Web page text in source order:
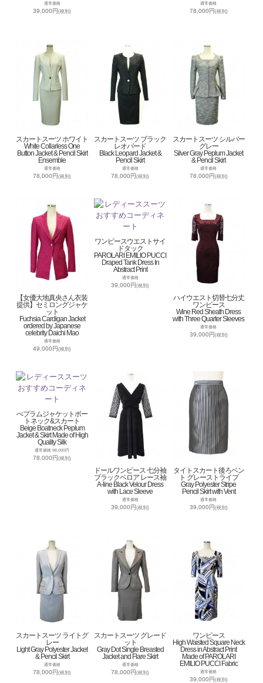
通常価格
39,000円(税別)
通常価格
78,000円(税別)
スカートスーツ ホワイト
White Collarless One
Button Jacket & Pencil Skirt
Ensemble
通常価格
78,000円(税別)
スカートスーツ ブラック
レオパード
Black Leopard Jacket &
Pencil Skirt
通常価格
78,000円(税別)
スカートスーツ シルバー
グレー
Silver Gray Peplum Jacket
& Pencil Skirt
通常価格
78,000円(税別)
【女優大地真央さん衣装
提供】セミロングジャケ
ット
Fuchsia Cardigan Jacket
ordered by Japanese
celebrity Daichi Mao
通常価格
49,000円(税別)
ワンピースウエストサイ
ドタック
PAROLARI EMILIO PUCCI
Draped Tank Dress In
Abstract Print
通常価格
39,000円(税別)
ハイウエスト切替七分丈
ワンピース
Wine Red Sheath Dress
with Three Quarter Sleeves
通常価格
39,000円(税別)
ぺプラムジャケットボー
トネック&スカート
Beige Boatneck Peplum
Jacket & Skirt Made of High
Quality Silk
通常価格 98,000円
78,000円(税別)
ドールワンピース 七分袖
ブラックベロア レース袖
A-line Black Velour Dress
with Lace Sleeve
通常価格
39,000円(税別)
タイトスカート後ろベン
ト グレーストライプ
Gray Polyester Stripe
Pencil Skirt with Vent
通常価格
39,000円(税別)
スカートスーツ ライトグ
レー
Light Gray Polyester Jacket
& Pencil Skirt
通常価格
78,000円(税別)
スカートスーツ グレード
ット
Gray Dot Single Breasted
Jacket and Flare Skirt
通常価格
78,000円(税別)
ワンピース
High Waisted Square Neck
Dress in Abstract Print
Made of PAROLARI
EMILIO PUCCI Fabric
通常価格
39,000円(税別)